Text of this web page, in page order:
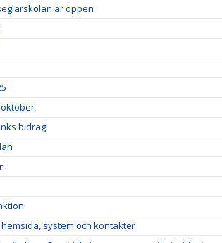
är öppen
bidrag!
system och kontakter